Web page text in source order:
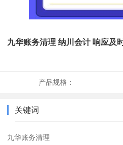
九华账务清理 纳川会计 响应及
产品规格：
关键词
九华账务清理